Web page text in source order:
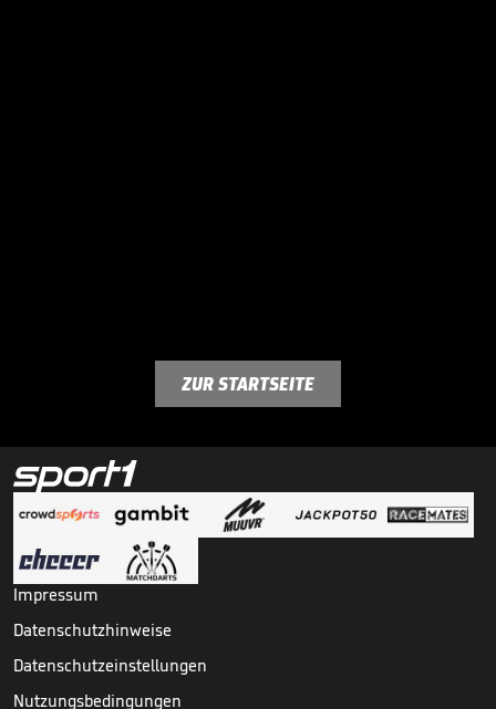
ZUR STARTSEITE
Impressum
Datenschutzhinweise
Datenschutzeinstellungen
Nutzungsbedingungen